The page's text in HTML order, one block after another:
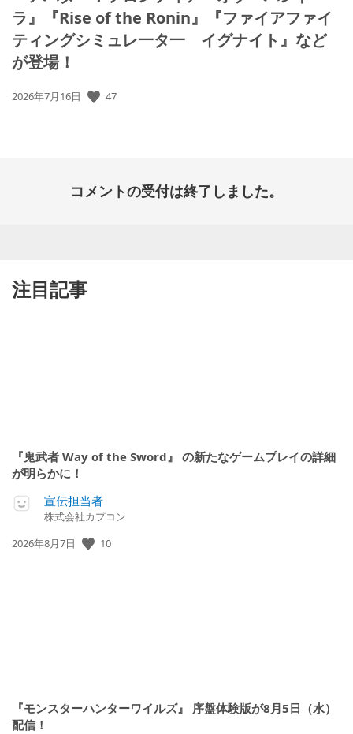
ラ』『Rise of the Ronin』『ファイアファイ
ティングシミュレ一タ一 イグナイト』など
が登場！
公
2026年7月16日 47
コメントの受付は終了しました。
注目記事
『鬼武者 Way of the Sword』 の新たなゲームプレイの詳細
が明らかに！
宣伝担当者
株式会社カプコン
公
2026年8月7日 10
『モンスターハンターワイルズ』 序盤体験版が8月5日（水）
配信！